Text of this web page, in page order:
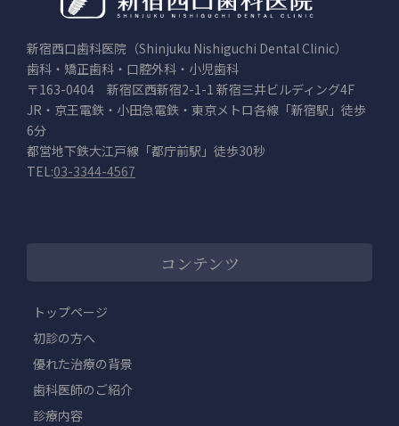
新宿西口歯科医院（Shinjuku Nishiguchi Dental Clinic）
歯科・矯正歯科・口腔外科・小児歯科
〒163-0404 新宿区西新宿2-1-1 新宿三井ビルディング4F
JR・京王電鉄・小田急電鉄・東京メトロ各線「新宿駅」徒歩
6分
都営地下鉄大江戸線「都庁前駅」徒歩30秒
TEL:03-3344-4567
コンテンツ
トップページ
初診の方へ
優れた治療の背景
歯科医師のご紹介
診療内容